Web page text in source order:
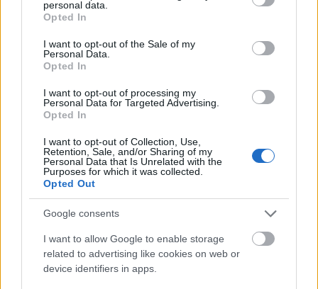
grant or deny consent to Google and its third-party tags to
use your data for below specified purposes in below Google
consent section.
personal data.
Opted In
I want to opt-out of the Sale of my
Personal Data.
Opted In
I want to opt-out of processing my
Personal Data for Targeted Advertising.
Opted In
I want to opt-out of Collection, Use,
Retention, Sale, and/or Sharing of my
Personal Data that Is Unrelated with the
Purposes for which it was collected.
Opted Out
Google consents
I want to allow Google to enable storage
related to advertising like cookies on web or
device identifiers in apps.
Osasuna en Comunio: ¿A quién comprar, a quién
vender?
temporada irregular en LaLiga y
la zona Champions. Sin embargo,
los 'groguet' son uno de los
en Comunio por los goles
anotados. Analizamos sus
jugadores por orden de
Lenglet se lesiona entrenando
Mala noticia para el Barcelona. Xavi pierde a otro central